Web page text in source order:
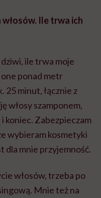
Ile trwa ich
ile trwa moje
one ponad metr
25 minut, łącznie z
włosy szamponem,
koniec. Zabezpieczam
wybieram kosmetyki
dla mnie przyjemność.
włosów, trzeba po
Mnie też na